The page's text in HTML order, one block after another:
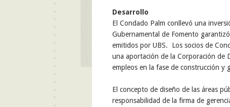
Desarrollo
El Condado Palm conllevó una
Gubernamental de Fomento
emitidos por UBS. Los socios de
una aportación de la Corporación de
empleos en la fase de construcción y
El concepto de diseño de las áreas
responsabilidad de la firma de